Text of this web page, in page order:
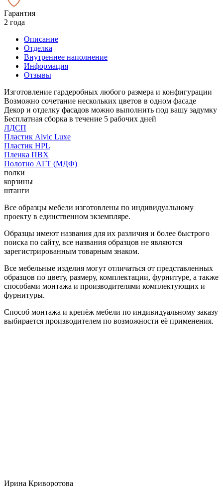
Гарантия
2 года
Описание
Отделка
Внутреннее наполнение
Информация
Отзывы
Изготовление гардеробных любого размера и конфигурации
Возможно сочетание нескольких цветов в одном фасаде
Декор и отделку фасадов можно выполнить под вашу задумку
Бесплатная сборка в течение 5 рабочих дней
ЛДСП
Пластик Alvic Luxe
Пластик HPL
Пленка ПВХ
Полотно АГТ (МДФ)
полки
корзины
штанги
Все образцы мебели изготовлены по индивидуальному
проекту в единственном экземпляре.
Образцы имеют названия для их различия и более быстрого
поиска по сайту, все названия образцов не являются
зарегистрированным товарным знаком.
Все мебельные изделия могут отличаться от представленных
образцов по цвету, размеру, комплектации, фурнитуре, а также
способами монтажа и производителями комплектующих и
фурнитуры.
Способ монтажа и крепёж мебели по индивидуальному заказу
выбирается производителем по возможности её применения.
Ирина Криворотова